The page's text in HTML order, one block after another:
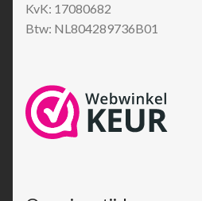
KvK: 17080682
Btw: NL804289736B01